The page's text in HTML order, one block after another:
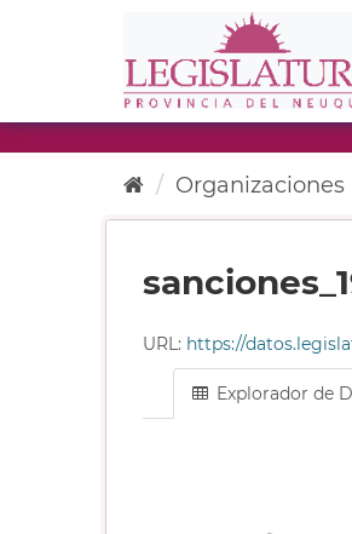
Organizaciones
URL: https://
Explorador de